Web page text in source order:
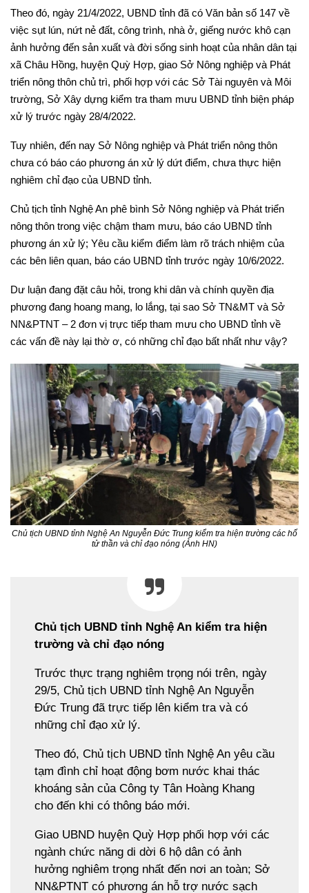
Theo đó, ngày 21/4/2022, UBND tỉnh đã có Văn bản số 147 về
việc sụt lún, nứt nẻ đất, công trình, nhà ở, giếng nước khô cạn
ảnh hưởng đến sản xuất và đời sống sinh hoạt của nhân dân tại
xã Châu Hồng, huyện Quỳ Hợp, giao Sở Nông nghiệp và Phát
triển nông thôn chủ trì, phối hợp với các Sở Tài nguyên và Môi
trường, Sở Xây dựng kiểm tra tham mưu UBND tỉnh biện pháp
xử lý trước ngày 28/4/2022.
Tuy nhiên, đến nay Sở Nông nghiệp và Phát triển nông thôn
chưa có báo cáo phương án xử lý dứt điểm, chưa thực hiện
nghiêm chỉ đạo của UBND tỉnh.
Chủ tịch tỉnh Nghệ An phê bình Sở Nông nghiệp và Phát triển
nông thôn trong việc chậm tham mưu, báo cáo UBND tỉnh
phương án xử lý; Yêu cầu kiểm điểm làm rõ trách nhiệm của
các bên liên quan, báo cáo UBND tỉnh trước ngày 10/6/2022.
Dư luận đang đặt câu hỏi, trong khi dân và chính quyền địa
phương đang hoang mang, lo lắng, tại sao Sở TN&MT và Sở
NN&PTNT – 2 đơn vị trực tiếp tham mưu cho UBND tỉnh về
các vấn đề này lại thờ ơ, có những chỉ đạo bất nhất như vậy?
Chủ tịch UBND tỉnh Nghệ An Nguyễn Đức Trung kiểm tra hiện trường các hố
tử thần và chỉ đạo nóng (Ảnh HN)
Chủ tịch UBND tỉnh Nghệ An kiểm tra hiện
trường và chỉ đạo nóng
Trước thực trạng nghiêm trọng nói trên, ngày
29/5, Chủ tịch UBND tỉnh Nghệ An Nguyễn
Đức Trung đã trực tiếp lên kiểm tra và có
những chỉ đạo xử lý.
Theo đó, Chủ tịch UBND tỉnh Nghệ An yêu cầu
tạm đình chỉ hoạt động bơm nước khai thác
khoáng sản của Công ty Tân Hoàng Khang
cho đến khi có thông báo mới.
Giao UBND huyện Quỳ Hợp phối hợp với các
ngành chức năng di dời 6 hộ dân có ảnh
hưởng nghiêm trọng nhất đến nơi an toàn; Sở
NN&PTNT có phương án hỗ trợ nước sạch